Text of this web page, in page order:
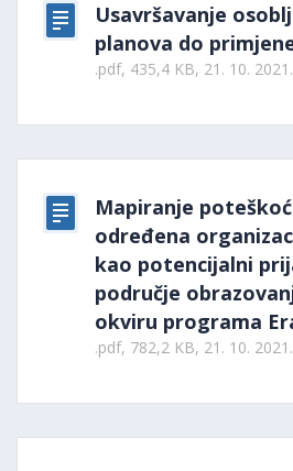
Usavršavanje
planova do
.pdf, 435,4 KB, 21. 10. 2021.
Mapiranje
određena
kao potencijalni
područje
okviru programa
.pdf, 782,2 KB, 21. 10. 2021.